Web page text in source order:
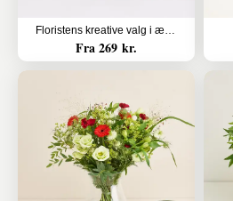
Floristens kreative valg i æske
Fra 269 kr.